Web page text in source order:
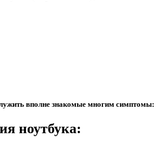
вполне знакомые многим симптомы:
ноутбука: